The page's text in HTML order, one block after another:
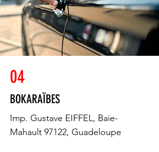
04
BOKARAÏBES
Imp. Gustave EIFFEL, Baie-
Mahault 97122, Guadeloupe